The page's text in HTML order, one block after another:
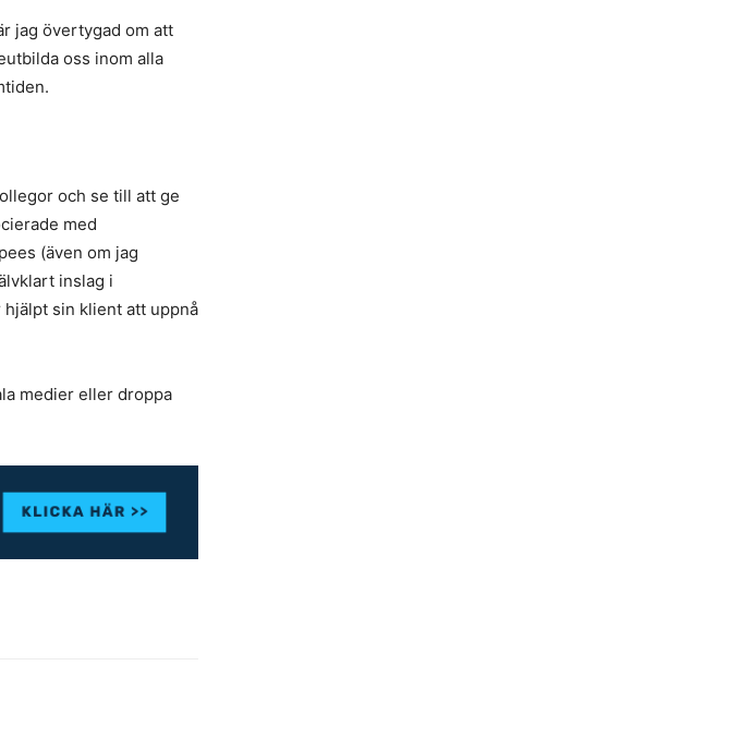
jag övertygad om att
oss inom alla
och se till att ge
med
(även om jag
inslag i
sin klient att uppnå
medier eller droppa